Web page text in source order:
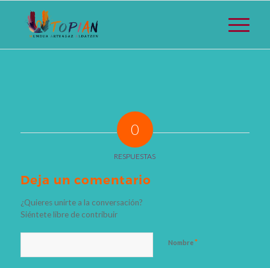
0
RESPUESTAS
Deja un comentario
¿Quieres unirte a la conversación?
Siéntete libre de contribuir
Nombre*